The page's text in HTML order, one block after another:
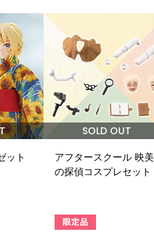
ット
SOLD OUT
アフタースクール 映美
の探偵コスプレセット